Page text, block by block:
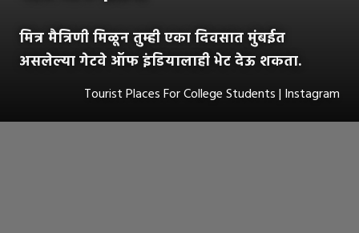
मित्र मैत्रिणी मिळून तुम्ही एका दिवसात मुंबईत
असलेल्या गेटवे ऑफ इंडियालाही भेट देऊ शकता.
Tourist Places For College Students | Instagram